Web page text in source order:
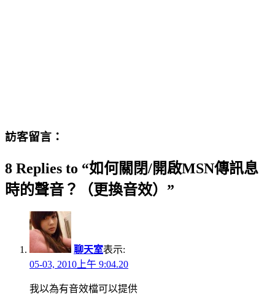
訪客留言：
8 Replies to “如何關閉/開啟MSN傳訊息
時的聲音？（更換音效）”
聊天室表示:
05-03, 2010上午 9:04.20
我以為有音效檔可以提供